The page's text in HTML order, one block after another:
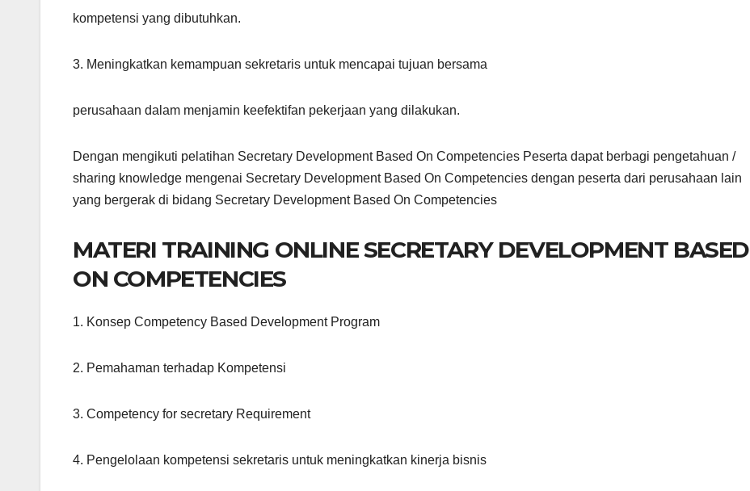
kompetensi yang dibutuhkan.
3. Meningkatkan kemampuan sekretaris untuk mencapai tujuan bersama
perusahaan dalam menjamin keefektifan pekerjaan yang dilakukan.
Dengan mengikuti pelatihan Secretary Development Based On Competencies Peserta dapat berbagi pengetahuan /
sharing knowledge mengenai Secretary Development Based On Competencies dengan peserta dari perusahaan lain
yang bergerak di bidang Secretary Development Based On Competencies
MATERI TRAINING ONLINE SECRETARY DEVELOPMENT BASED
ON COMPETENCIES
1. Konsep Competency Based Development Program
2. Pemahaman terhadap Kompetensi
3. Competency for secretary Requirement
4. Pengelolaan kompetensi sekretaris untuk meningkatkan kinerja bisnis